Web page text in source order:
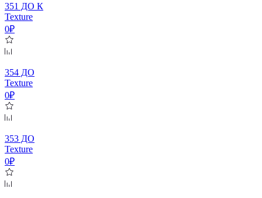
351 ДО К
Texture
0₽
354 ДО
Texture
0₽
353 ДО
Texture
0₽